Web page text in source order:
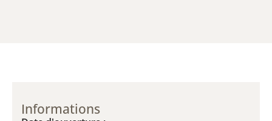
Informations